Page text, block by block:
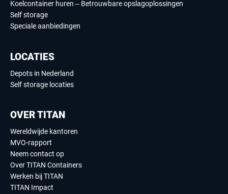
Koelcontainer huren – Betrouwbare opslagoplossingen
Self storage
Speciale aanbiedingen
LOCATIES
Depots in Nederland
Self storage locaties
OVER TITAN
Wereldwijde kantoren
MVO-rapport
Neem contact op
Over TITAN Containers
Werken bij TITAN
TITAN Impact